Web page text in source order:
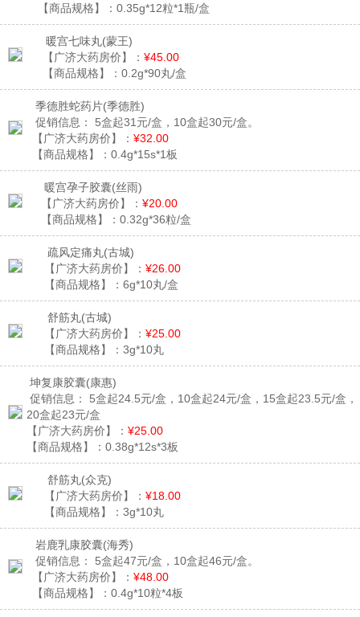
【商品规格】： 0.35g*12粒*1瓶/盒
暖宫七味丸(蒙王)
【广济大药房价】： ¥45.00
【商品规格】： 0.2g*90丸/盒
季德胜蛇药片(季德胜)
促销信息：
5盒起31元/盒，10盒起30元/盒。
【广济大药房价】： ¥32.00
【商品规格】： 0.4g*15s*1板
暖宫孕子胶囊(丝雨)
【广济大药房价】： ¥20.00
【商品规格】： 0.32g*36粒/盒
疏风定痛丸(古城)
【广济大药房价】： ¥26.00
【商品规格】： 6g*10丸/盒
舒筋丸(古城)
【广济大药房价】： ¥25.00
【商品规格】： 3g*10丸
坤复康胶囊(康惠)
促销信息：
5盒起24.5元/盒，10盒起24元/盒，15盒起23.5元/盒，
20盒起23元/盒
【广济大药房价】： ¥25.00
【商品规格】： 0.38g*12s*3板
舒筋丸(众克)
【广济大药房价】： ¥18.00
【商品规格】： 3g*10丸
岩鹿乳康胶囊(海秀)
促销信息：
5盒起47元/盒，10盒起46元/盒。
【广济大药房价】： ¥48.00
【商品规格】： 0.4g*10粒*4板